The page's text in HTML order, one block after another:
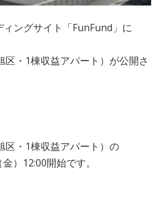
係る表示
用規約
ングサイト「FunFund」に
・1棟収益アパート）が公開さ
区・1棟収益アパート）の
）12:00開始です。